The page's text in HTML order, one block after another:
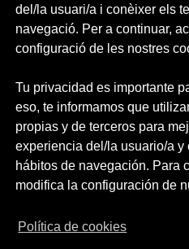
del/la usuari/a i conèixer els
navegació. Per a continuar,
configuració de les nostres
Tu privacidad es importante
eso, te informamos que
propias y de terceros para
experiencia del/la usuario/a y
hábitos de navegación. Para
modifica la configuración de
Política de cookies
09. ÁRABE
10. JAPONÉS
11. RUSO
12.NEERLANDÉS
14. INTENSIVE SPANISH
CARTA RESERVA DE PLAZA
RESERVA DE PLAZA (CAMPUS)
SOBRE NOSOTROS
Quienes somos
Política de privacidad